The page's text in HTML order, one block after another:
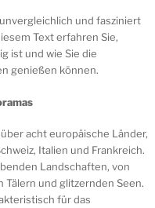
und fasziniert
Text erfahren Sie,
ist und wie Sie die
genießen können.
acht europäische Länder,
Italien und Frankreich.
Landschaften, von
und glitzernden Seen.
für das